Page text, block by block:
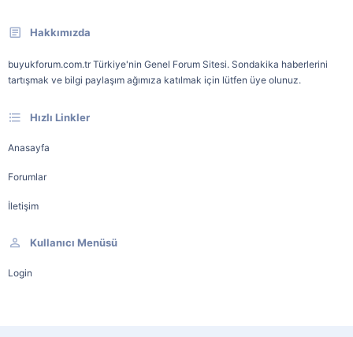
Hakkımızda
buyukforum.com.tr Türkiye'nin Genel Forum Sitesi. Sondakika haberlerini
tartışmak ve bilgi paylaşım ağımıza katılmak için lütfen üye olunuz.
Hızlı Linkler
Anasayfa
Forumlar
İletişim
Kullanıcı Menüsü
Login